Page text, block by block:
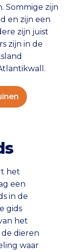
Sommige zijn
en zijn een
zijn juist
zijn in de
het
een
in de
gids
het
dieren
waar